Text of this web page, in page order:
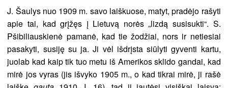
J. Šaulys nuo 1909 m. savo laiškuose, matyt, pradėjo rašyti
apie tai, kad grįžęs į Lietuvą norės „lizdą susisukti“. S.
Pšibiliauskienė pamanė, kad tie žodžiai, nors ir netiesiai
pasakyti, susiję su ja. Ji vėl išdrįsta siūlyti gyventi kartu,
juolab kad kaip tik tuo metu iš Amerikos sklido gandai, kad
mirė jos vyras (jis išvyko 1905 m., o kad tikrai mirė, ji rašė